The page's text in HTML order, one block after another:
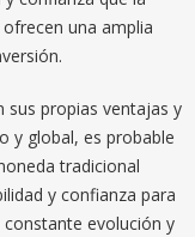
una amplia
sus propias ventajas y
y global, es probable
tradicional
y confianza para
evolución y